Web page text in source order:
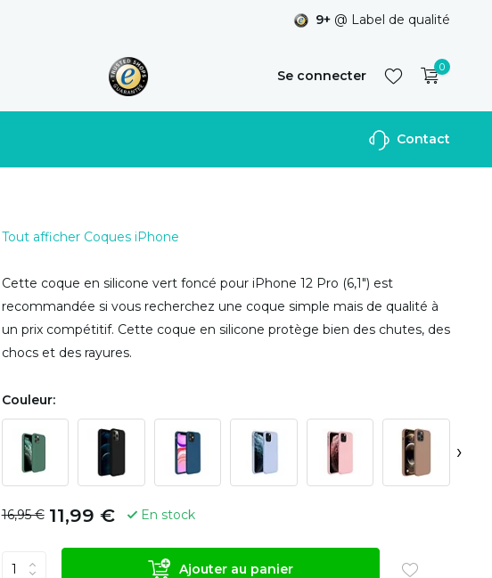
9+ @ Label de qualité
Se connecter
S'inscrire
0
Contact
Tout afficher Coques iPhone
Cette coque en silicone vert foncé pour iPhone 12 Pro (6,1") est
recommandée si vous recherchez une coque simple mais de qualité à
un prix compétitif. Cette coque en silicone protège bien des chutes, des
chocs et des rayures.
Couleur:
›
16,95 € 11,99 € En stock
Ajouter au panier